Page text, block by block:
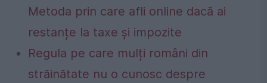
Metoda prin care afli online dacă ai
restanțe la taxe și impozite
Regula pe care mulți români din
străinătate nu o cunosc despre